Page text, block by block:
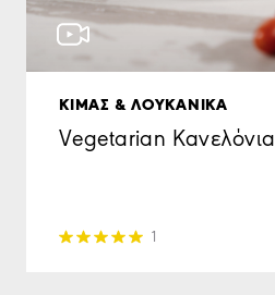
ΚΙΜΑΣ & ΛΟΥΚΑΝΙΚΑ
Vegetarian Κανελόνια
1